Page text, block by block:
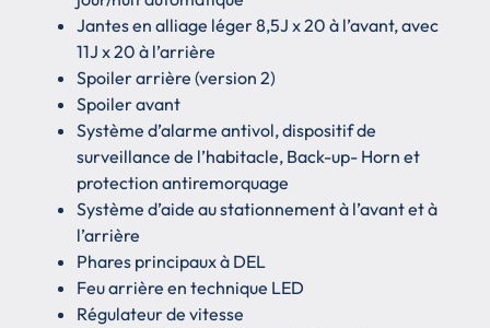
Jantes en alliage léger 8,5J x 20 à l’avant, avec
11J x 20 à l’arrière
Spoiler arrière (version 2)
Spoiler avant
Système d’alarme antivol, dispositif de
surveillance de l’habitacle, Back-up- Horn et
protection antiremorquage
Système d’aide au stationnement à l’avant et à
l’arrière
Phares principaux à DEL
Feu arrière en technique LED
Régulateur de vitesse